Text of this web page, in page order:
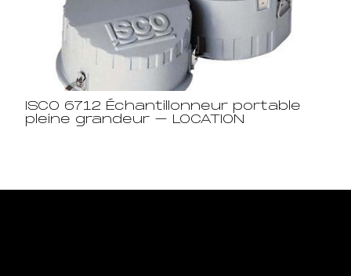
ISCO 6712 Échantillonneur portable
pleine grandeur – LOCATION